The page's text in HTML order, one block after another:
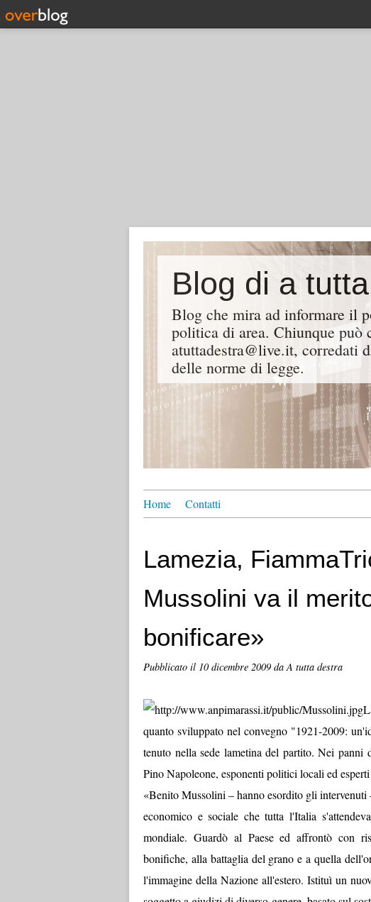
Blog di a
Blog che mira ad informare il
politica di area. Chiunque
atuttadestra@live.it, corredati
delle norme di legge.
Home Contatti
Lamezia,
Mussolini va il
bonificare»
Pubblicato il 10 dicembre 2009 da A tutta destra
quanto sviluppato nel convegno "1921-2009:
tenuto nella sede lametina del partito. Nei
Pino Napoleone, esponenti politici locali ed
«Benito Mussolini – hanno esordito gli
economico e sociale che tutta l'Italia
mondiale. Guardò al Paese ed affrontò con
bonifiche, alla battaglia del grano e a quella
l'immagine della Nazione all'estero. Istituì un